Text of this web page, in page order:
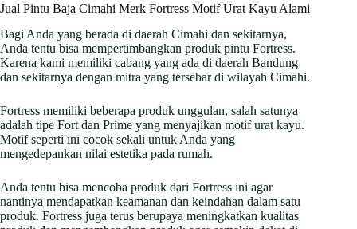
Jual Pintu Baja Cimahi Merk Fortress Motif Urat Kayu Alami
Bagi Anda yang berada di daerah Cimahi dan sekitarnya,
Anda tentu bisa mempertimbangkan produk pintu Fortress.
Karena kami memiliki cabang yang ada di daerah Bandung
dan sekitarnya dengan mitra yang tersebar di wilayah Cimahi.
Fortress memiliki beberapa produk unggulan, salah satunya
adalah tipe Fort dan Prime yang menyajikan motif urat kayu.
Motif seperti ini cocok sekali untuk Anda yang
mengedepankan nilai estetika pada rumah.
Anda tentu bisa mencoba produk dari Fortress ini agar
nantinya mendapatkan keamanan dan keindahan dalam satu
produk. Fortress juga terus berupaya meningkatkan kualitas